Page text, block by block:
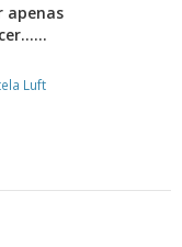
apenas
Luft